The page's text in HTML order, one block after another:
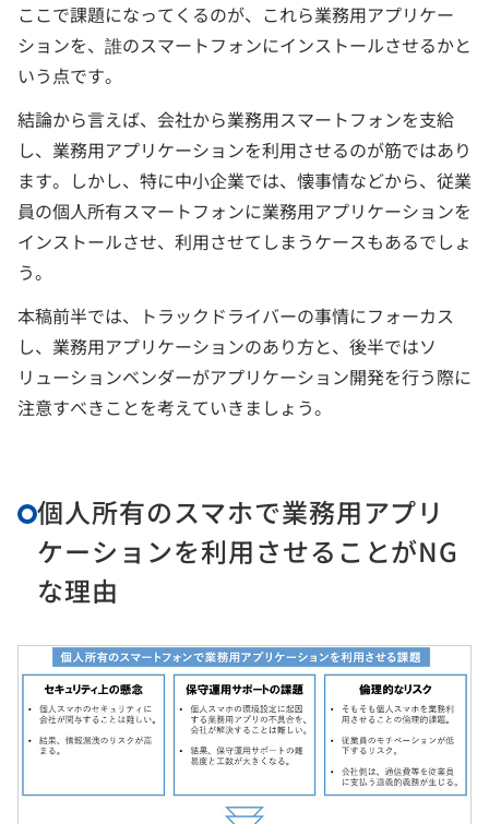
ここで課題になってくるのが、これら業務用アプリケー
ションを、誰のスマートフォンにインストールさせるかと
いう点です。
結論から言えば、会社から業務用スマートフォンを支給
し、業務用アプリケーションを利用させるのが筋ではあり
ます。しかし、特に中小企業では、懐事情などから、従業
員の個人所有スマートフォンに業務用アプリケーションを
インストールさせ、利用させてしまうケースもあるでしょ
う。
本稿前半では、トラックドライバーの事情にフォーカス
し、業務用アプリケーションのあり方と、後半ではソ
リューションベンダーがアプリケーション開発を行う際に
注意すべきことを考えていきましょう。
個人所有のスマホで業務用アプリ
ケーションを利用させることがNG
な理由